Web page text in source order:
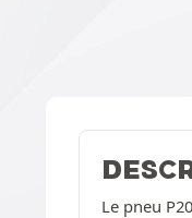
Le pneu